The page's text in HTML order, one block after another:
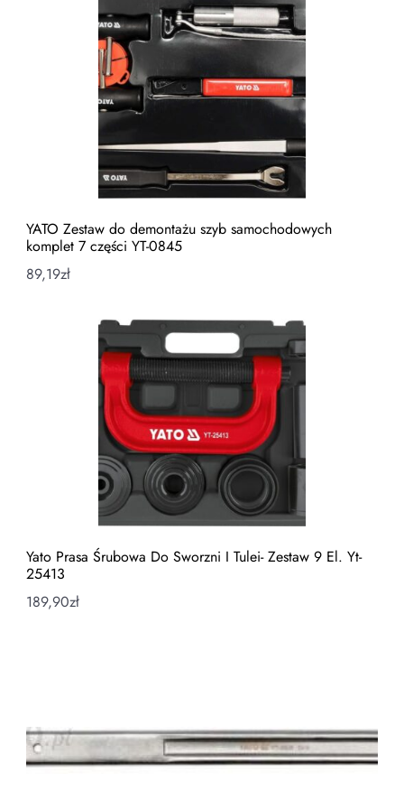
YATO Zestaw do demontażu szyb samochodowych
komplet 7 części YT-0845
89,19zł
Yato Prasa Śrubowa Do Sworzni I Tulei- Zestaw 9 El. Yt-
25413
189,90zł